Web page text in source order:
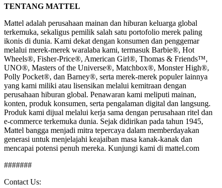
TENTANG MATTEL
Mattel adalah perusahaan mainan dan hiburan keluarga global
terkemuka, sekaligus pemilik salah satu portofolio merek paling
ikonis di dunia. Kami dekat dengan konsumen dan penggemar
melalui merek-merek waralaba kami, termasuk Barbie®, Hot
Wheels®, Fisher-Price®, American Girl®, Thomas & Friends™,
UNO®, Masters of the Universe®, Matchbox®, Monster High®,
Polly Pocket®, dan Barney®, serta merek-merek populer lainnya
yang kami miliki atau lisensikan melalui kemitraan dengan
perusahaan hiburan global. Penawaran kami meliputi mainan,
konten, produk konsumen, serta pengalaman digital dan langsung.
Produk kami dijual melalui kerja sama dengan perusahaan ritel dan
e-commerce terkemuka dunia. Sejak didirikan pada tahun 1945,
Mattel bangga menjadi mitra tepercaya dalam memberdayakan
generasi untuk menjelajahi keajaiban masa kanak-kanak dan
mencapai potensi penuh mereka. Kunjungi kami di mattel.com
#######
Contact Us: